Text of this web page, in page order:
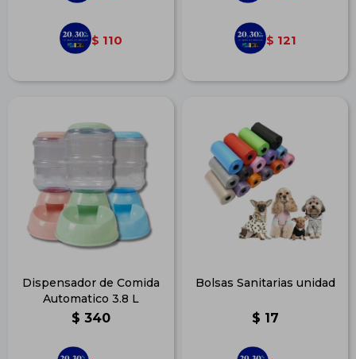
$ 110 $ 121
Dispensador de Comida
Automatico 3.8 L
$ 340
Bolsas Sanitarias unidad
$ 17